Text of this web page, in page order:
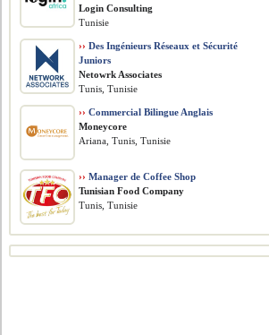
Login Consulting
Tunisie
›› Des Ingénieurs Réseaux et Sécurité
Juniors
Netowrk Associates
Tunis, Tunisie
›› Commercial Bilingue Anglais
Moneycore
Ariana, Tunis, Tunisie
›› Manager de Coffee Shop
Tunisian Food Company
Tunis, Tunisie